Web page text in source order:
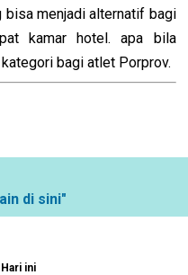
bisa menjadi alternatif bagi
kamar hotel. apa bila
bagi atlet Porprov.
di sini"
ini